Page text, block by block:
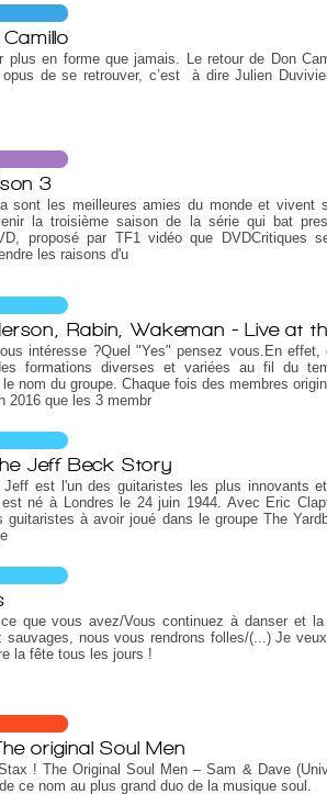
plus en forme que jamais. Le retour de Don
opus de se retrouver, c’est à dire Julien
3
sont les meilleures amies du monde et vivent
la troisième saison de la série qui bat
proposé par TF1 vidéo que DVDCritiques
les raisons d'u
Rabin, Wakeman - Live at
intéresse ?Quel "Yes" pensez vous.En effet,
formations diverses et variées au fil du
nom du groupe. Chaque fois des membres
2016 que les 3 membr
Jeff Beck Story
est l'un des guitaristes les plus innovants
né à Londres le 24 juin 1944. Avec Eric
guitaristes à avoir joué dans le groupe The
que vous avez/Vous continuez à danser et
sauvages, nous vous rendrons folles/(...) Je
la fête tous les jours !
original Soul Men
! The Original Soul Men – Sam & Dave
ce nom au plus grand duo de la musique soul.